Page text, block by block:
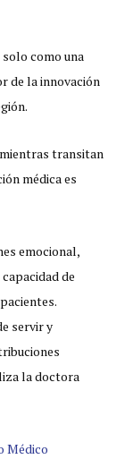
como una
de la innovación
transitan
médica es
emocional,
de
servir y
la doctora
Médico